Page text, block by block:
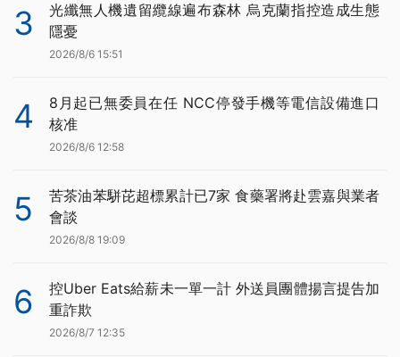
3
光纖無人機遺留纜線遍布森林 烏克蘭指控造成生態
隱憂
2026/8/6 15:51
4
8月起已無委員在任 NCC停發手機等電信設備進口
核准
2026/8/6 12:58
5
苦茶油苯駢芘超標累計已7家 食藥署將赴雲嘉與業者
會談
2026/8/8 19:09
6
控Uber Eats給薪未一單一計 外送員團體揚言提告加
重詐欺
2026/8/7 12:35